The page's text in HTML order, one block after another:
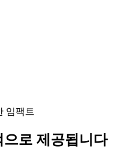
로 제공됩니다